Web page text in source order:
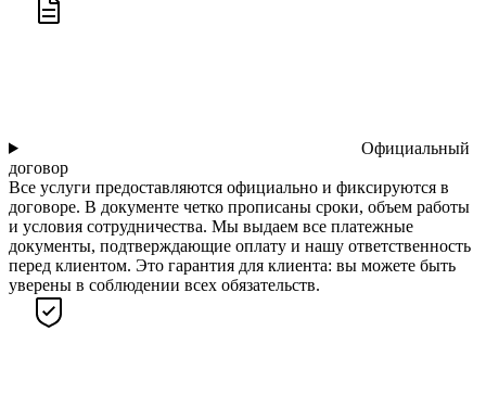
Официальный
договор
Все услуги предоставляются официально и фиксируются в
договоре. В документе четко прописаны сроки, объем работы
и условия сотрудничества. Мы выдаем все платежные
документы, подтверждающие оплату и нашу ответственность
перед клиентом. Это гарантия для клиента: вы можете быть
уверены в соблюдении всех обязательств.